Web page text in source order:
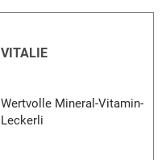
VITALIE
Wertvolle Mineral-Vitamin-
Leckerli